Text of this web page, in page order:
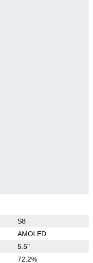
S8
AMOLED
5.5"
72.2%